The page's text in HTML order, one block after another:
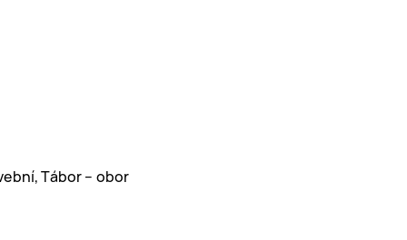
Tábor – obor